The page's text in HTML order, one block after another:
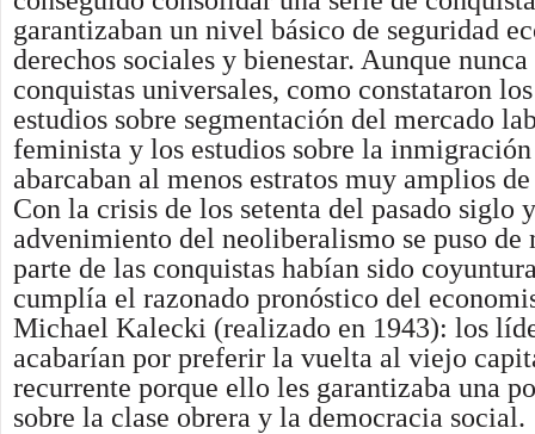
garantizaban un nivel básico de seguridad
derechos sociales y bienestar. Aunque
conquistas universales, como constataron
estudios sobre segmentación del mercado
feminista y los estudios sobre la
abarcaban al menos estratos muy amplios
Con la crisis de los setenta del pasado siglo
advenimiento del neoliberalismo se puso de
parte de las conquistas habían sido
cumplía el razonado pronóstico del
Michael Kalecki (realizado en 1943): los
acabarían por preferir la vuelta al viejo
recurrente porque ello les garantizaba una
sobre la clase obrera y la democracia social.